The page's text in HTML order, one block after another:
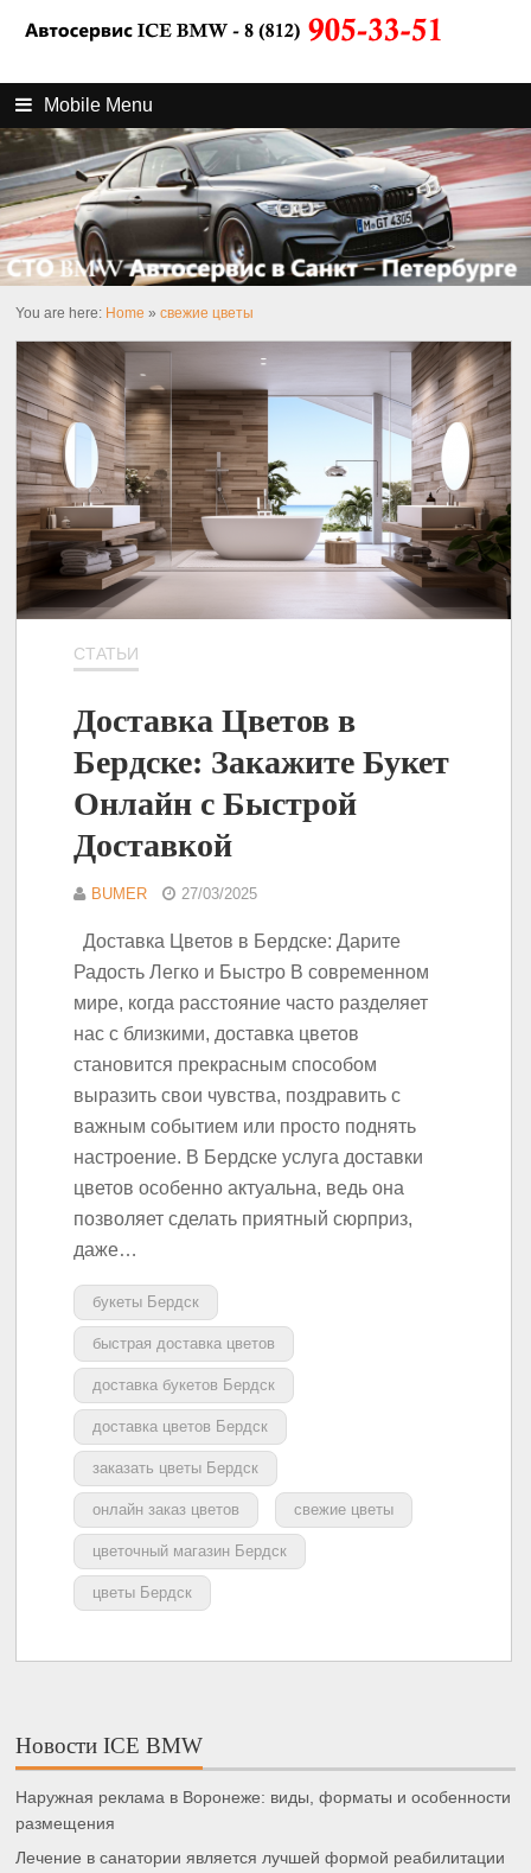
Mobile Menu
You are here: Home »свежие цветы
СТАТЬИ
Доставка Цветов в
Бердске: Закажите Букет
Онлайн с Быстрой
Доставкой
BUMER 27/03/2025
Доставка Цветов в Бердске: Дарите
Радость Легко и Быстро В современном
мире, когда расстояние часто разделяет
нас с близкими, доставка цветов
становится прекрасным способом
выразить свои чувства, поздравить с
важным событием или просто поднять
настроение. В Бердске услуга доставки
цветов особенно актуальна, ведь она
позволяет сделать приятный сюрприз,
даже…
букеты Бердск
быстрая доставка цветов
доставка букетов Бердск
доставка цветов Бердск
заказать цветы Бердск
онлайн заказ цветов свежие цветы
цветочный магазин Бердск
цветы Бердск
Новости ICE BMW
Наружная реклама в Воронеже: виды, форматы и особенности
размещения
Лечение в санатории является лучшей формой реабилитации